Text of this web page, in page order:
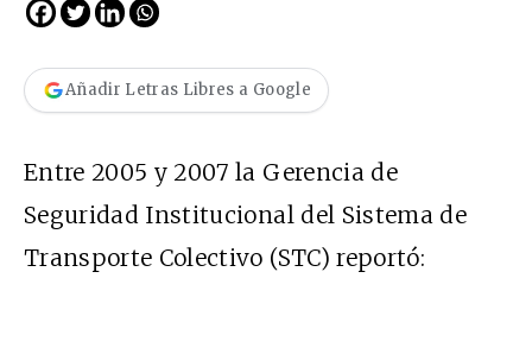
Añadir Letras Libres a Google
Entre 2005 y 2007 la Gerencia de
Seguridad Institucional del Sistema de
Transporte Colectivo (STC) reportó: